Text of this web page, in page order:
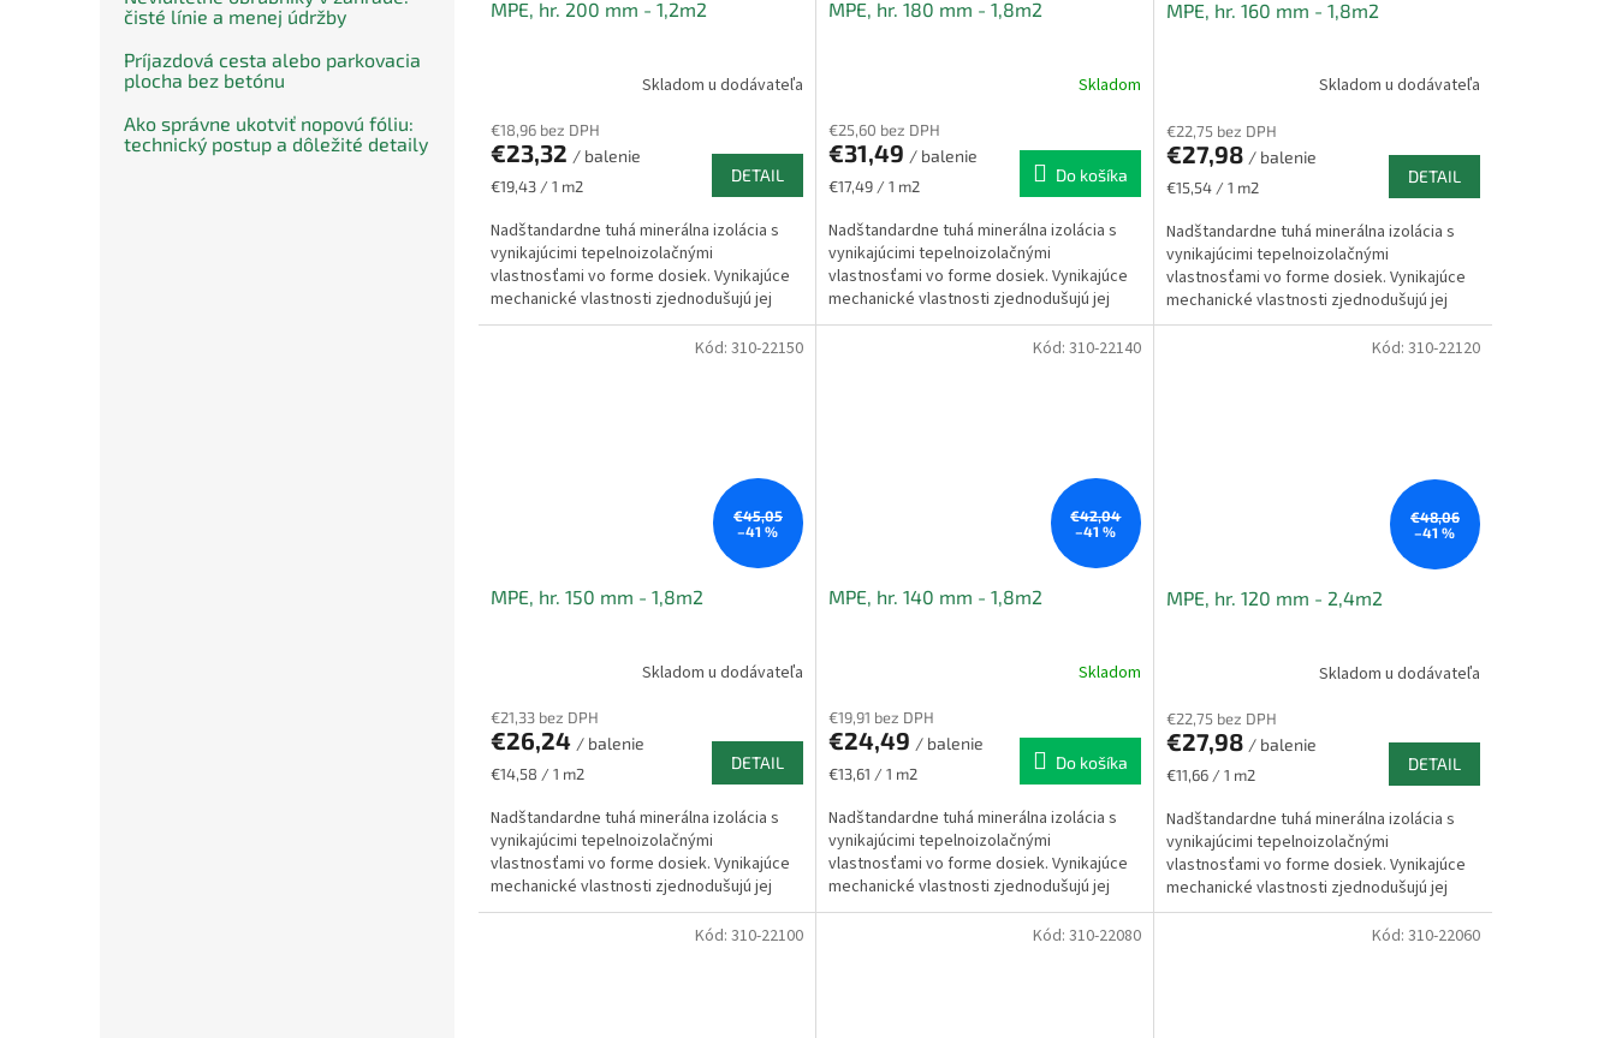
čisté línie a menej údržby
Príjazdová cesta alebo parkovacia
plocha bez betónu
Ako správne ukotviť nopovú fóliu:
technický postup a dôležité detaily
MPE, hr. 200 mm - 1,2m2
Skladom u dodávateľa
€18,96 bez DPH
€23,32 / balenie
Jednotková
€19,43 / 1 m2
DETAIL
Nadštandardne tuhá minerálna izolácia s
vynikajúcimi tepelnoizolačnými
vlastnosťami vo forme dosiek. Vynikajúce
mechanické vlastnosti zjednodušujú jej
aplikáciu do konštrukcie...
MPE, hr. 180 mm - 1,8m2
Skladom
€25,60 bez DPH
€31,49 / balenie
Jednotková
€17,49 / 1 m2
Do košíka
Nadštandardne tuhá minerálna izolácia s
vynikajúcimi tepelnoizolačnými
vlastnosťami vo forme dosiek. Vynikajúce
mechanické vlastnosti zjednodušujú jej
aplikáciu do konštrukcie...
MPE, hr. 160 mm - 1,8m2
Skladom u dodávateľa
€22,75 bez DPH
€27,98 / balenie
Jednotková
€15,54 / 1 m2
DETAIL
Nadštandardne tuhá minerálna izolácia s
vynikajúcimi tepelnoizolačnými
vlastnosťami vo forme dosiek. Vynikajúce
mechanické vlastnosti zjednodušujú jej
aplikáciu do konštrukcie...
€45,05
–41 %
MPE, hr. 150 mm - 1,8m2
Skladom u dodávateľa
€21,33 bez DPH
€26,24 / balenie
Jednotková
€14,58 / 1 m2
DETAIL
Nadštandardne tuhá minerálna izolácia s
vynikajúcimi tepelnoizolačnými
vlastnosťami vo forme dosiek. Vynikajúce
mechanické vlastnosti zjednodušujú jej
aplikáciu do konštrukcie...
Kód: 310-22150
€42,04
–41 %
MPE, hr. 140 mm - 1,8m2
Skladom
€19,91 bez DPH
€24,49 / balenie
Jednotková
€13,61 / 1 m2
Do košíka
Nadštandardne tuhá minerálna izolácia s
vynikajúcimi tepelnoizolačnými
vlastnosťami vo forme dosiek. Vynikajúce
mechanické vlastnosti zjednodušujú jej
aplikáciu do konštrukcie...
Kód: 310-22140
€48,06
–41 %
MPE, hr. 120 mm - 2,4m2
Skladom u dodávateľa
€22,75 bez DPH
€27,98 / balenie
Jednotková
€11,66 / 1 m2
DETAIL
Nadštandardne tuhá minerálna izolácia s
vynikajúcimi tepelnoizolačnými
vlastnosťami vo forme dosiek. Vynikajúce
mechanické vlastnosti zjednodušujú jej
aplikáciu do konštrukcie...
Kód: 310-22120
Kód: 310-22100 Kód: 310-22080 Kód: 310-22060